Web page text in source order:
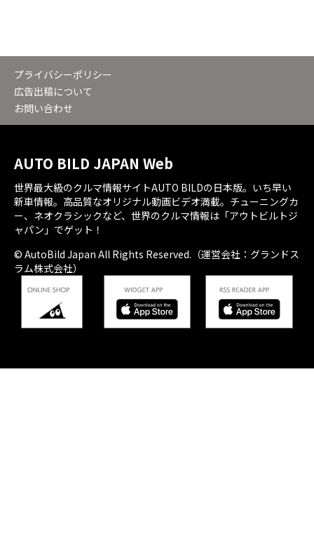
プライバシーポリシー
広告出稿について
お問い合わせ
AUTO BILD JAPAN Web
世界最大級のクルマ情報サイトAUTO BILDの日本版。いち早い
新車情報。高品質なオリジナル動画ビデオ満載。チューニングカ
ー、ネオクラシックなど、世界のクルマ情報は「アウトビルトジ
ャパン」でゲット！
© AutoBild Japan All Rights Reserved.（運営会社：グランドス
ラム株式会社）